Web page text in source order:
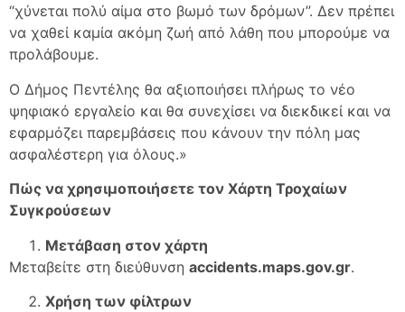
“χύνεται πολύ αίμα στο βωμό των δρόμων”. Δεν πρέπει
να χαθεί καμία ακόμη ζωή από λάθη που μπορούμε να
προλάβουμε.
Ο Δήμος Πεντέλης θα αξιοποιήσει πλήρως το νέο
ψηφιακό εργαλείο και θα συνεχίσει να διεκδικεί και να
εφαρμόζει παρεμβάσεις που κάνουν την πόλη μας
ασφαλέστερη για όλους.»
Πώς να χρησιμοποιήσετε τον Χάρτη Τροχαίων
Συγκρούσεων
Μετάβαση στον χάρτη
Μεταβείτε στη διεύθυνση accidents.maps.gov.gr.
Χρήση των φίλτρων